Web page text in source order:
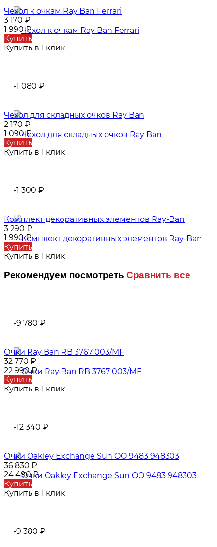
Чехол к очкам Ray Ban Ferrari
3 170 ₽
1 990₽
Купить
Купить в 1 клик
-1 080 ₽
Чехол для складных очков Ray Ban
2 170 ₽
1 090₽
Купить
Купить в 1 клик
-1 300 ₽
Комплект декоративных элементов Ray-Ban
3 290 ₽
1 990₽
Купить
Купить в 1 клик
Рекомендуем посмотреть Сравнить все
-9 780 ₽
Очки Ray Ban RB 3767 003/MF
32 770 ₽
22 990₽
Купить
Купить в 1 клик
-12 340 ₽
Очки Oаklеy Exchange Sun OO 9483 948303
36 830 ₽
24 490₽
Купить
Купить в 1 клик
-9 380 ₽